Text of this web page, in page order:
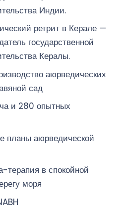
Индии.
ретрит в Керале —
государственной
Кералы.
аюрведических
сад
и 280 опытных
планы аюрведической
терапия в спокойной
моря